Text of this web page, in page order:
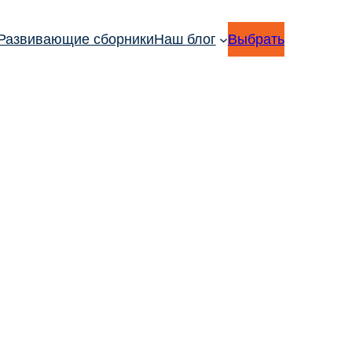
сборникиНаш блог Выбрать